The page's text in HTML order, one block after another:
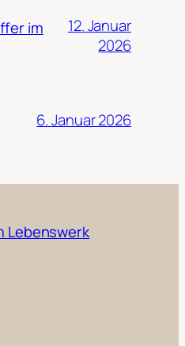
im
12. Januar
2026
6. Januar 2026
Lebenswerk